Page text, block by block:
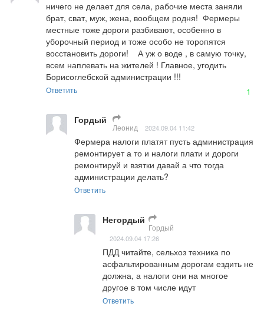
ничего не делает для села, рабочие места заняли
брат, сват, муж, жена, вообщем родня!  Фермеры
местные тоже дороги разбивают, особенно в
уборочный период и тоже особо не торопятся
восстановить дороги!    А уж о воде , в самую точку,
всем наплевать на жителей ! Главное, угодить
Борисоглебской администрации !!!
Ответить 1
Гордый
Леонид 2024.09.04 11:42
Фермера налоги платят пусть администрация
ремонтирует а то и налоги плати и дороги
ремонтируй и взятки давай а что тогда
администрации делать?
Ответить
Негордый
Гордый
2024.09.04 17:26
ПДД читайте, сельхоз техника по
асфальтированным дорогам ездить не
должна, а налоги они на многое
другое в том числе идут
Ответить